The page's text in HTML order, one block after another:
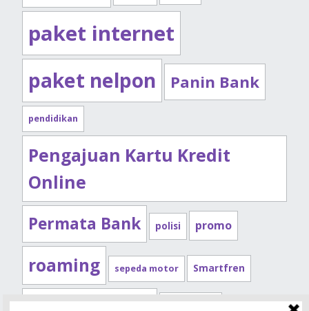
paket internet
paket nelpon Panin Bank
pendidikan
Pengajuan Kartu Kredit
Online
Permata Bank polisi promo
roaming sepeda motor Smartfren
Standard Chartered syarat kpr